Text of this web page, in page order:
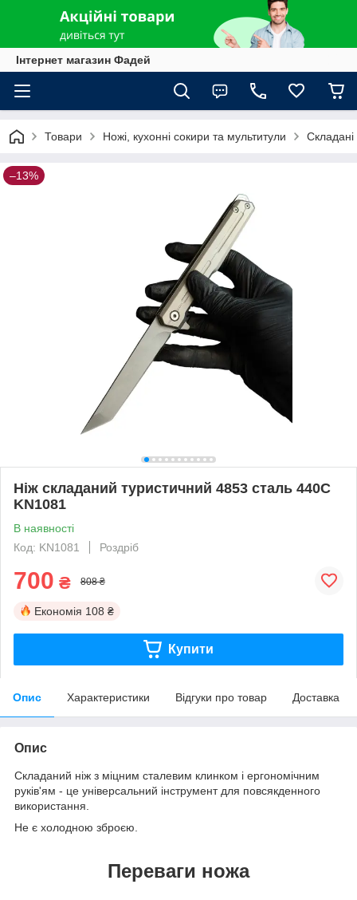
Інтернет магазин Фадей
Товари Ножі, кухонні сокири та мультитули Складані
–13%
Ніж складаний туристичний 4853 сталь 440С
KN1081
В наявності
Код: KN1081
Роздріб
700 ₴ 808 ₴
Економія 108 ₴
Купити
Опис Характеристики Відгуки про товар Доставка
Опис
Складаний ніж з міцним сталевим клинком і ергономічним
руків'ям - це універсальний інструмент для повсякденного
використання.
Не є холодною зброєю.
Переваги ножа